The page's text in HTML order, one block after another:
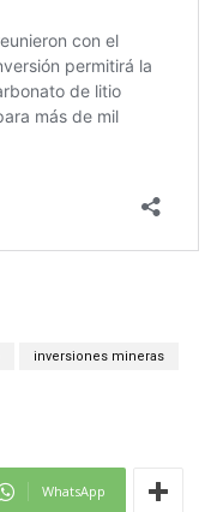
inversiones mineras
WhatsApp